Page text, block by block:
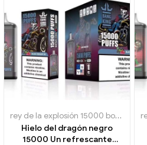
rey de la explosión 15000 bocanadas
Hielo del dragón negro
15000 Un refrescante